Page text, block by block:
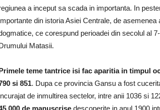
a inceput sa scada in importanta. In
din istoria Asiei Centrale, de
ce corespund perioadei din secolul al
Matasii.
teme tantrice isi fac aparitia in timpul
si 851. Dupa ce provincia Gansu a fost
de inmultirea sectelor, intre anii 1036 si
000 de manuscrise descoperite in anul 1900